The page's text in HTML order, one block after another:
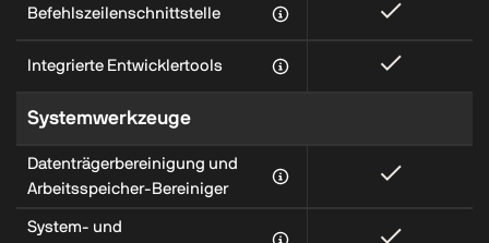
Befehlszeilenschnittstelle
Integrierte Entwicklertools
Systemwerkzeuge
Datenträgerbereinigung und
Arbeitsspeicher‑Bereiniger
System- und